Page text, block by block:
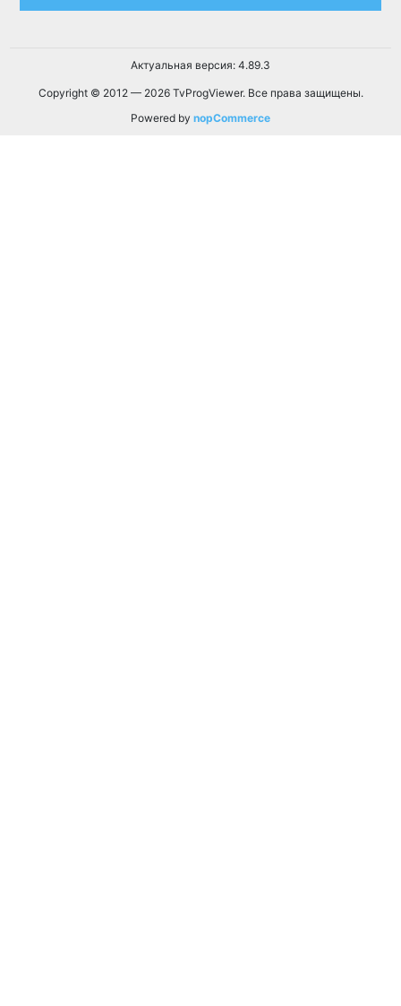
Актуальная версия: 4.89.3
Copyright © 2012 — 2026 TvProgViewer. Все права защищены.
Powered by nopCommerce